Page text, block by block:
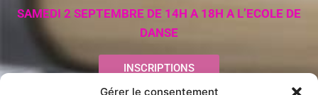
Gérer le consentement
SAMEDI 2 SEPTEMBRE DE 14H A 18H A L’ECOLE DE
DANSE
INSCRIPTIONS
2026/2027